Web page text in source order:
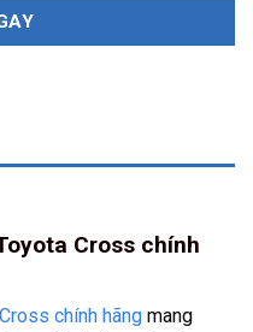
Cross chính
chính hãng mang